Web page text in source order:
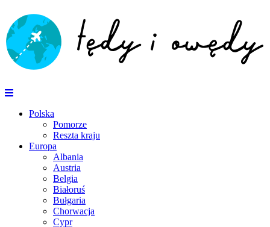
Polska
Pomorze
Reszta kraju
Europa
Albania
Austria
Belgia
Białoruś
Bułgaria
Chorwacja
Cypr